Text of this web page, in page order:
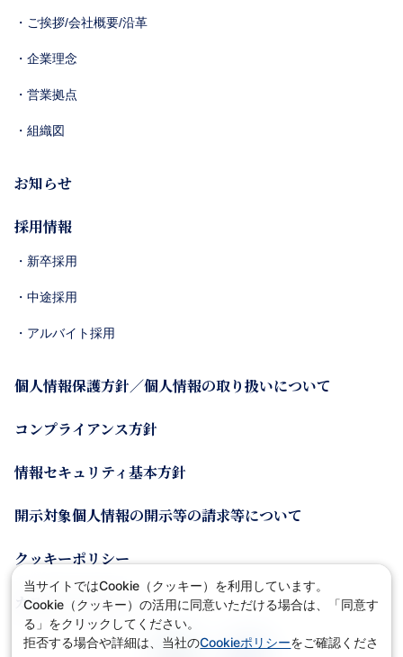
・ご挨拶/会社概要/沿革
・企業理念
・営業拠点
・組織図
お知らせ
採用情報
・新卒採用
・中途採用
・アルバイト採用
個人情報保護方針／個人情報の取り扱いについて
コンプライアンス方針
情報セキュリティ基本方針
開示対象個人情報の開示等の請求等について
クッキーポリシー
カスタマーポリシー
当サイトではCookie（クッキー）を利用しています。
Cookie（クッキー）の活用に同意いただける場合は、「同意す
る」をクリックしてください。
拒否する場合や詳細は、当社のCookieポリシーをご確認くださ